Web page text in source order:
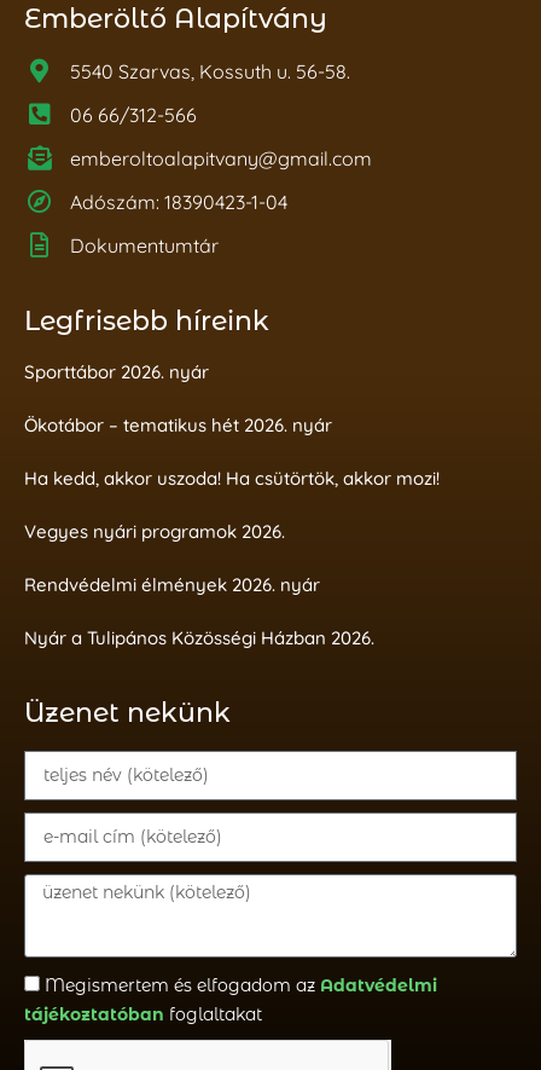
Emberöltő Alapítvány
5540 Szarvas, Kossuth u. 56-58.
06 66/312-566
emberoltoalapitvany@gmail.com
Adószám: 18390423-1-04
Dokumentumtár
Legfrisebb híreink
Sporttábor 2026. nyár
Ökotábor – tematikus hét 2026. nyár
Ha kedd, akkor uszoda! Ha csütörtök, akkor mozi!
Vegyes nyári programok 2026.
Rendvédelmi élmények 2026. nyár
Nyár a Tulipános Közösségi Házban 2026.
Üzenet nekünk
Megismertem és elfogadom az Adatvédelmi
tájékoztatóban foglaltakat